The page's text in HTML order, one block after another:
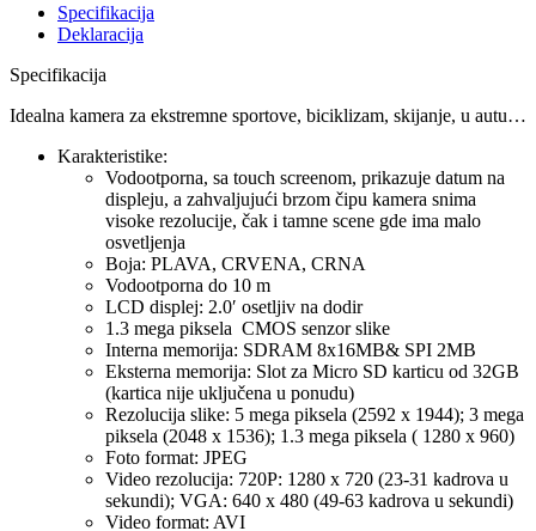
Specifikacija
Deklaracija
Specifikacija
Idealna kamera za ekstremne sportove, biciklizam, skijanje, u autu…
Karakteristike:
Vodootporna, sa touch screenom, prikazuje datum na
displeju, a zahvaljujući brzom čipu kamera snima
visoke rezolucije, čak i tamne scene gde ima malo
osvetljenja
Boja: PLAVA, CRVENA, CRNA
Vodootporna do 10 m
LCD displej: 2.0′ osetljiv na dodir
1.3 mega piksela CMOS senzor slike
Interna memorija: SDRAM 8x16MB& SPI 2MB
Eksterna memorija: Slot za Micro SD karticu od 32GB
(kartica nije uključena u ponudu)
Rezolucija slike: 5 mega piksela (2592 x 1944); 3 mega
piksela (2048 x 1536); 1.3 mega piksela ( 1280 x 960)
Foto format: JPEG
Video rezolucija: 720P: 1280 x 720 (23-31 kadrova u
sekundi); VGA: 640 x 480 (49-63 kadrova u sekundi)
Video format: AVI